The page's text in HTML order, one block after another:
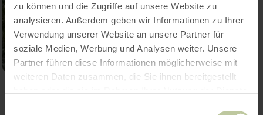
zu können und die Zugriffe auf unsere Website zu
analysieren. Außerdem geben wir Informationen zu Ihrer
Verwendung unserer Website an unsere Partner für
soziale Medien, Werbung und Analysen weiter. Unsere
Partner führen diese Informationen möglicherweise mit
weiteren Daten zusammen, die Sie ihnen bereitgestellt
Ouvrir la galerie